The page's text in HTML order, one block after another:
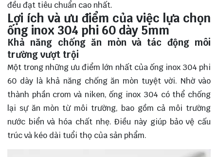
đều đạt tiêu chuẩn cao nhất.
Lợi ích và ưu điểm của việc lựa chọn
ống inox 304 phi 60 dày 5mm
Khả năng chống ăn mòn và tác động môi
trường vượt trội
Một trong những ưu điểm lớn nhất của ống inox 304 phi
60 dày là khả năng chống ăn mòn tuyệt vời. Nhờ vào
thành phần crom và niken, ống inox 304 có thể chống
lại sự ăn mòn từ môi trường, bao gồm cả môi trường
nước biển và hóa chất nhẹ. Điều này giúp bảo vệ cấu
trúc và kéo dài tuổi thọ của sản phẩm.